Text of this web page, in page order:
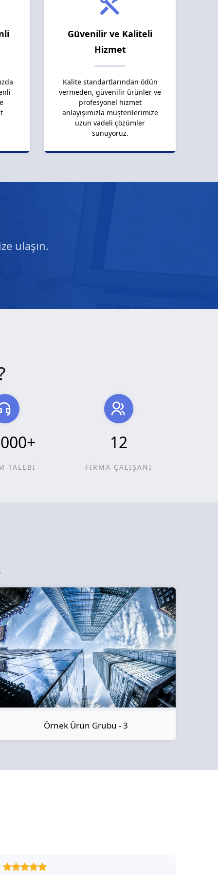
Güvenilir ve Kaliteli
Hizmet
Kalite standartlarından ödün
vermeden, güvenilir ürünler ve
profesyonel hizmet
anlayışımızla müşterilerimize
uzun vadeli çözümler
sunuyoruz.
ulaşın.
+
TALEBİ
12
FİRMA ÇALIŞANI
Örnek Ürün Grubu - 3